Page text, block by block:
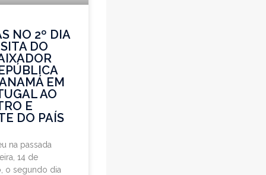
NO 2º DIA
DO
EM
AO
E
DO PAÍS
na passada
14 de
o segundo dia